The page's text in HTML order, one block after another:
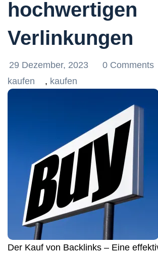
hochwertigen
Verlinkungen
29 Dezember, 2023 0 Comments
kaufen
, kaufen
Der Kauf von Backlinks – Eine